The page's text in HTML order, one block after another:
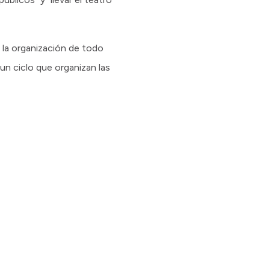
organización de todo
ciclo que organizan las